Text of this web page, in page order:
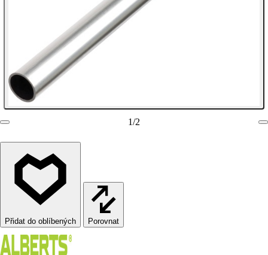
1/2
Porovnat